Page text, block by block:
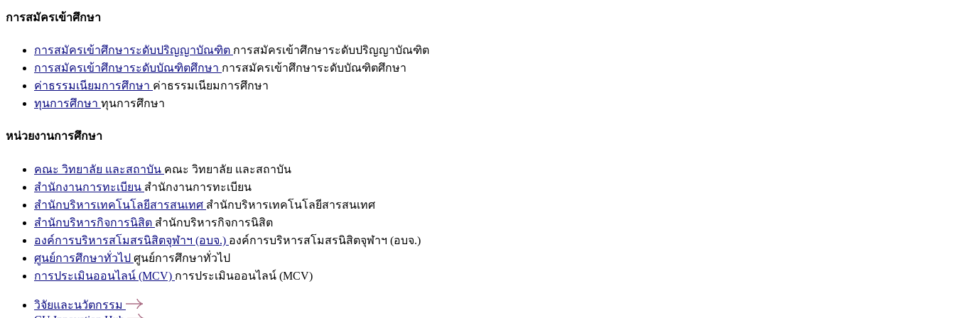
การสมัครเข้าศึกษา
การสมัครเข้าศึกษาระดับปริญญาบัณฑิต การสมัครเข้าศึกษาระดับปริญญาบัณฑิต
การสมัครเข้าศึกษาระดับบัณฑิตศึกษา การสมัครเข้าศึกษาระดับบัณฑิตศึกษา
ค่าธรรมเนียมการศึกษา ค่าธรรมเนียมการศึกษา
ทุนการศึกษา ทุนการศึกษา
หน่วยงานการศึกษา
คณะ วิทยาลัย และสถาบัน คณะ วิทยาลัย และสถาบัน
สำนักงานการทะเบียน สำนักงานการทะเบียน
สำนักบริหารเทคโนโลยีสารสนเทศ สำนักบริหารเทคโนโลยีสารสนเทศ
สำนักบริหารกิจการนิสิต สำนักบริหารกิจการนิสิต
องค์การบริหารสโมสรนิสิตจุฬาฯ (อบจ.) องค์การบริหารสโมสรนิสิตจุฬาฯ (อบจ.)
ศูนย์การศึกษาทั่วไป ศูนย์การศึกษาทั่วไป
การประเมินออนไลน์ (MCV) การประเมินออนไลน์ (MCV)
วิจัยและนวัตกรรม